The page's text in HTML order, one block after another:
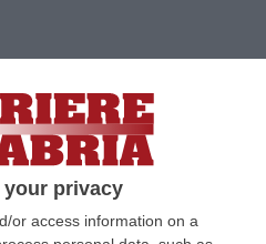
your privacy
or access information on a
Calabria” su Google News